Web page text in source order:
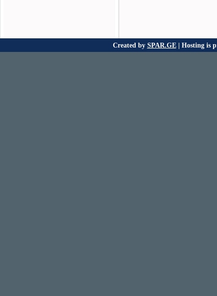
Created by SPAR.GE| Hosting is